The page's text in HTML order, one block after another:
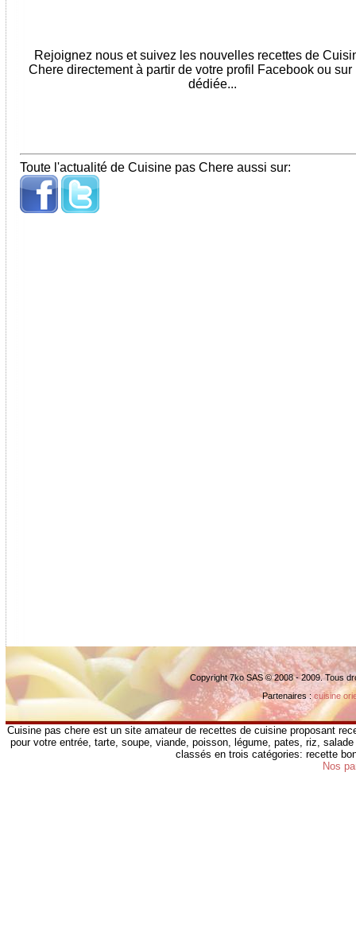
Rejoignez nous et suivez les nouvelles recettes de
Chere directement à partir de votre profil Facebook ou sur
dédiée...
Toute l'actualité de Cuisine pas Chere aussi sur:
Copyright 7ko SAS © 2008 - 2009. Tous
Partenaires :cuisine
Cuisine pas chere est un site amateur de recettes de cuisine proposant
pour votre entrée, tarte, soupe, viande, poisson, légume, pates, riz,
classés en trois catégories: recette
Nos